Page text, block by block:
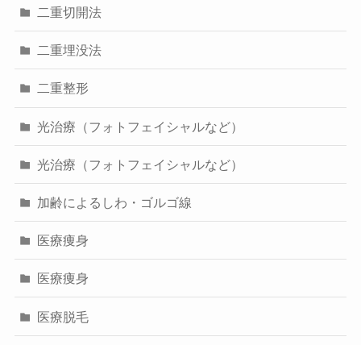
二重切開法
二重埋没法
二重整形
光治療（フォトフェイシャルなど）
光治療（フォトフェイシャルなど）
加齢によるしわ・ゴルゴ線
医療痩身
医療痩身
医療脱毛